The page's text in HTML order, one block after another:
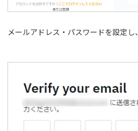
メールアドレス・パスワードを設定し、